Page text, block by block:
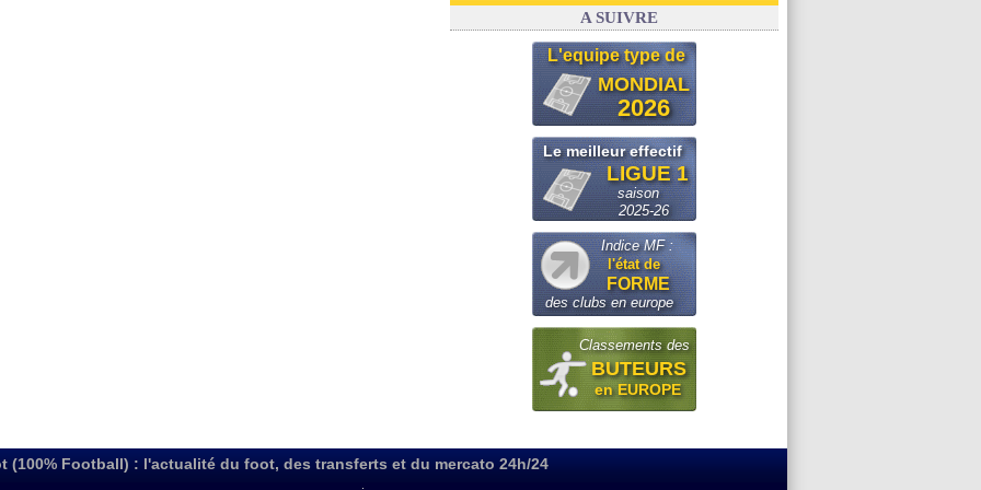
A SUIVRE
L'equipe type de
MONDIAL
2026
Le meilleur effectif
LIGUE 1
saison
2025-26
Indice MF :
l'état de
FORME
des clubs en europe
Classements des
BUTEURS
en EUROPE
(100% Football) : l'actualité du foot, des transferts et du mercato 24h/24